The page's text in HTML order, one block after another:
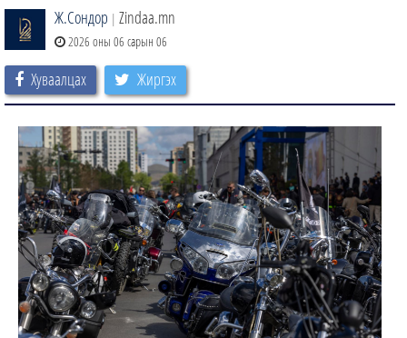
Ж.Сондор | Zindaa.mn
2026 оны 06 сарын 06
Хуваалцах Жиргэх